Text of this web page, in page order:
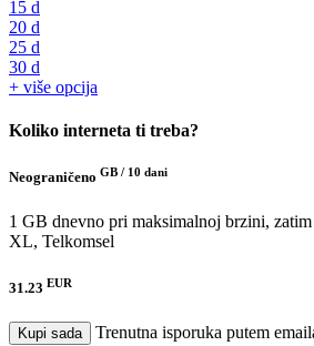
15 d
20 d
25 d
30 d
+ više opcija
Koliko interneta ti treba?
Neograničeno GB / 10 dani
1 GB dnevno pri maksimalnoj brzini,
XL, Telkomsel
31.23 EUR
Kupi sada
Trenutna isporuka putem